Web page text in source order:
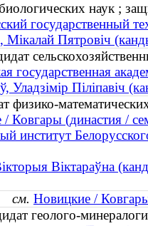
наук ;
государственный
Мікалай Пятровіч
государственная
Уладзімір Піліпавіч
физико-
Ковгары (династия /
институт
Віктараўна
см. Новицкие /
геолого-